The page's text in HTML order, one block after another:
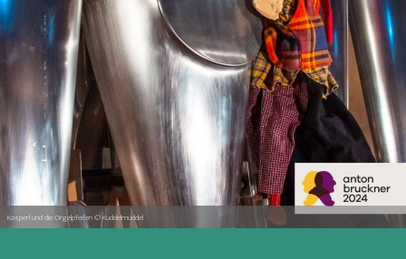
Kasperl und die Orgelpfeifen © Kuddelmuddel